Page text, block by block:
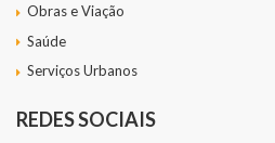
Obras e Viação
Saúde
Serviços Urbanos
REDES SOCIAIS